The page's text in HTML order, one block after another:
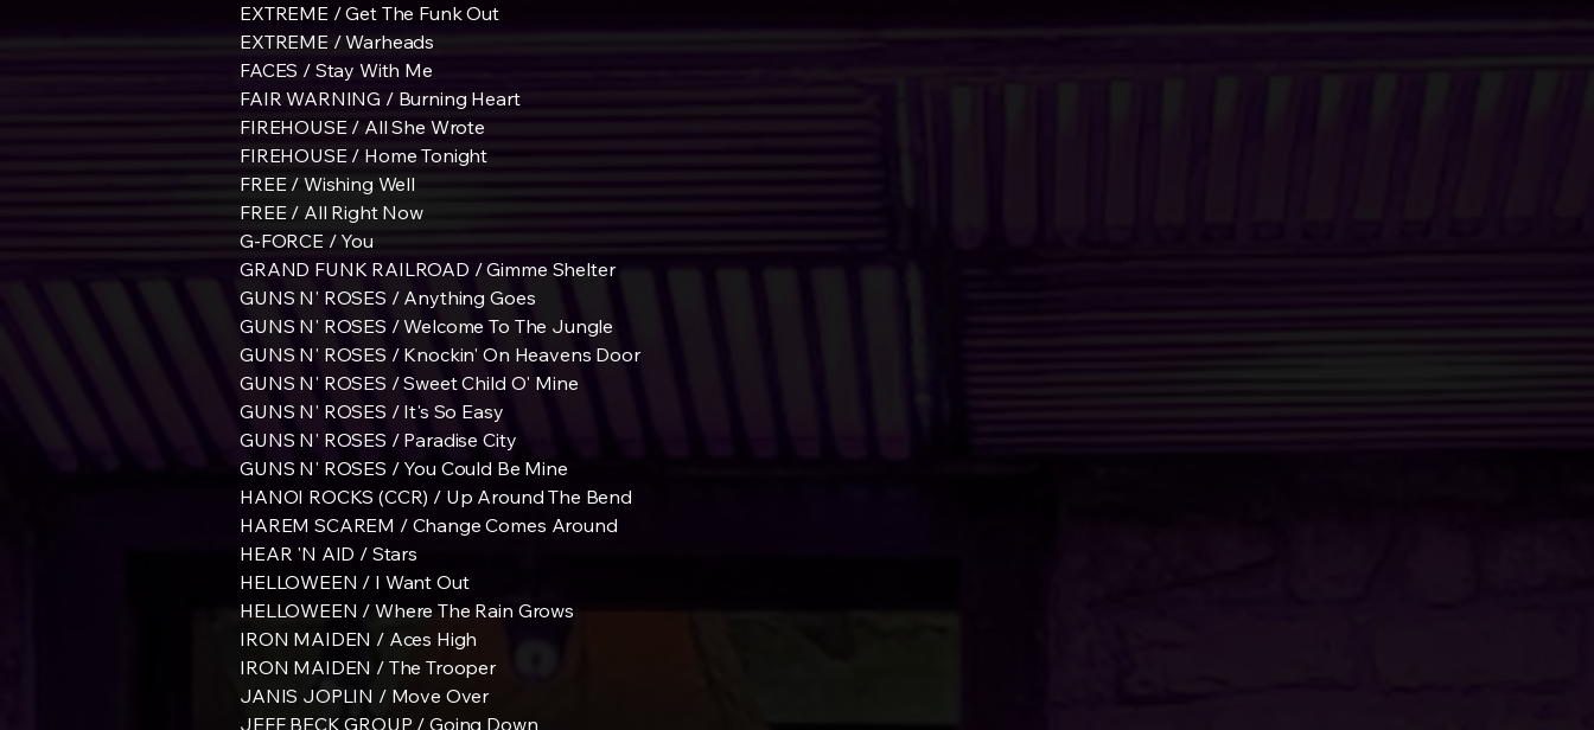
EXTREME / Get The Funk Out
EXTREME / Warheads
FACES / Stay With Me
FAIR WARNING / Burning Heart
FIREHOUSE / All She Wrote
FIREHOUSE / Home Tonight
FREE / Wishing Well
FREE / All Right Now
G-FORCE / You
GRAND FUNK RAILROAD / Gimme Shelter
GUNS N' ROSES / Anything Goes
GUNS N' ROSES / Welcome To The Jungle
GUNS N' ROSES / Knockin' On Heavens Door
GUNS N' ROSES / Sweet Child O' Mine
GUNS N' ROSES / It's So Easy
GUNS N' ROSES / Paradise City
GUNS N' ROSES / You Could Be Mine
HANOI ROCKS (CCR) / Up Around The Bend
HAREM SCAREM / Change Comes Around
HEAR 'N AID / Stars
HELLOWEEN / I Want Out
HELLOWEEN / Where The Rain Grows
IRON MAIDEN / Aces High
IRON MAIDEN / The Trooper
JANIS JOPLIN / Move Over
JEFF BECK GROUP / Going Down